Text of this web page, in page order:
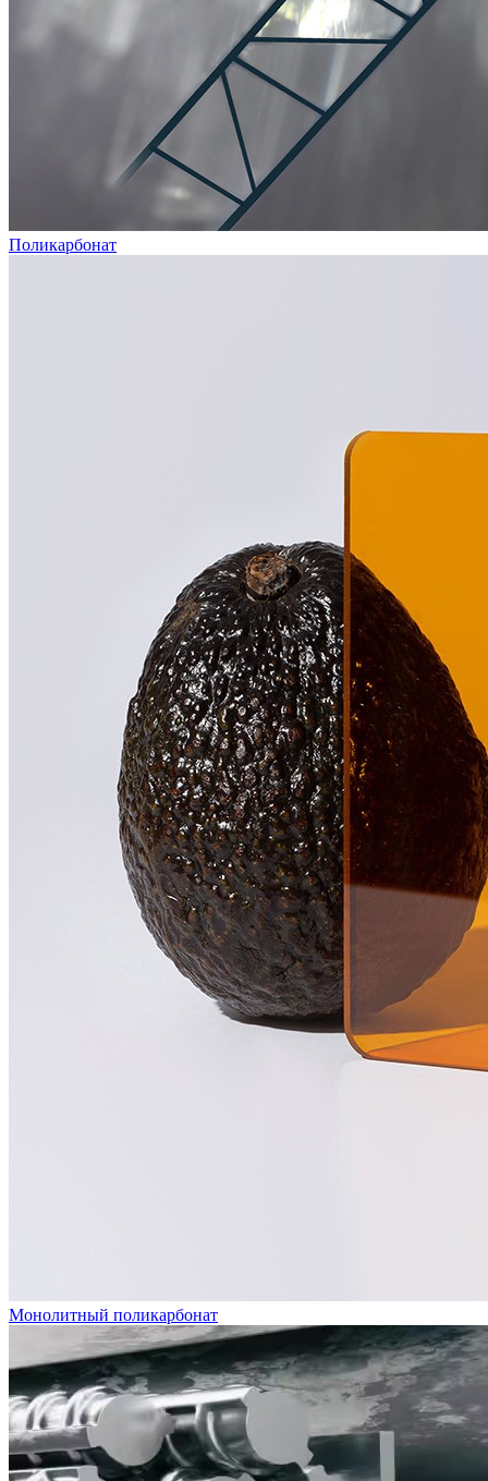
Поликарбонат
Монолитный поликарбонат